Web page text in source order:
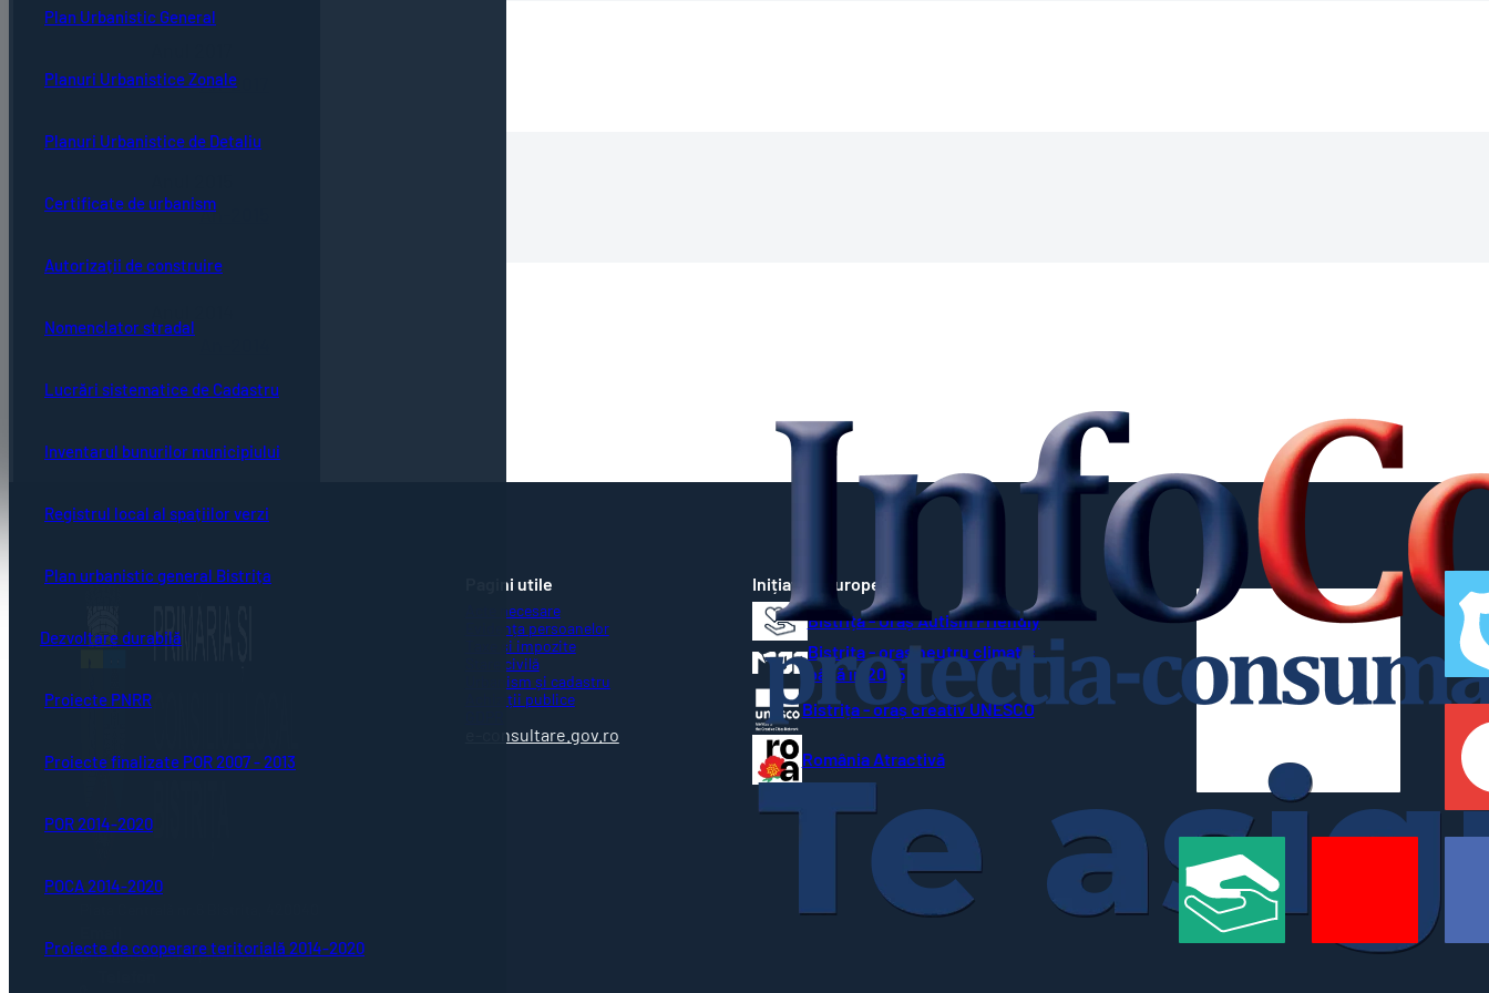
Plan Urbanistic General
Planuri Urbanistice Zonale
Planuri Urbanistice de Detaliu
Certificate de urbanism
Autorizații de construire
Nomenclator stradal
Lucrări sistematice de Cadastru
Inventarul bunurilor municipiului
Registrul local al spațiilor verzi
Plan urbanistic general Bistrița
Dezvoltare durabilă
Proiecte PNRR
Proiecte finalizate POR 2007 - 2013
POR 2014-2020
POCA 2014-2020
Proiecte de cooperare teritorială 2014-2020
An-2017
An-2015
Adresă
primaria@municipiulbistrita.ro
Pagini utile
Acte necesare
Evidența persoanelor
Taxe și impozite
Stare civilă
Urbanism și cadastru
Achiziții publice
e-consultare.gov.ro
Inițiative Europene
Bistrița - Oraș Autism Friendly
Bistrița - oraș neutru climatic
până în 2035
Bistrița - oraș creativ UNESCO
România Atractivă